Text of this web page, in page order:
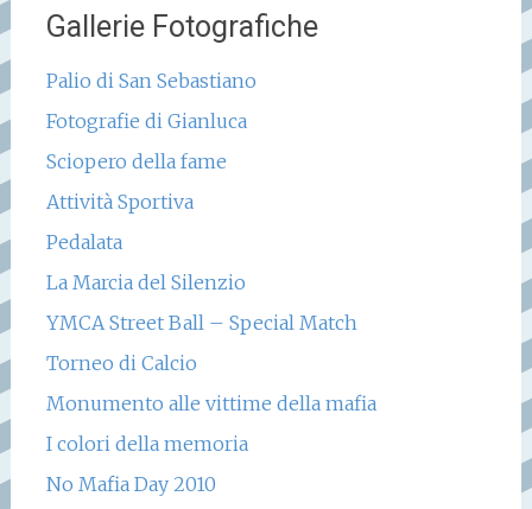
Gallerie Fotografiche
Palio di San Sebastiano
Fotografie di Gianluca
Sciopero della fame
Attività Sportiva
Pedalata
La Marcia del Silenzio
YMCA Street Ball – Special Match
Torneo di Calcio
Monumento alle vittime della mafia
I colori della memoria
No Mafia Day 2010